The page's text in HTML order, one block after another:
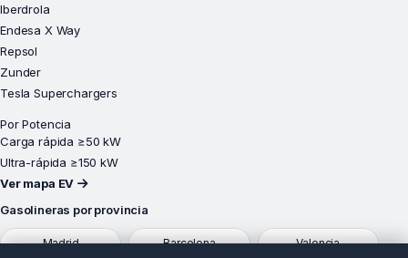
Iberdrola
Endesa X Way
Repsol
Zunder
Tesla Superchargers
Por Potencia
Carga rápida ≥50 kW
Ultra-rápida ≥150 kW
Ver mapa EV
Gasolineras por provincia
Madrid Barcelona Valencia